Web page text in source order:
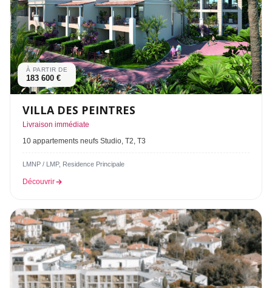
À PARTIR DE
183 600 €
VILLA DES PEINTRES
Livraison immédiate
10 appartements neufs Studio, T2, T3
LMNP / LMP, Residence Principale
Découvrir